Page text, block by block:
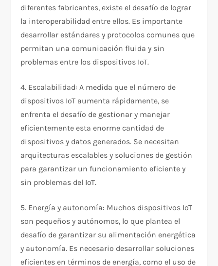
diferentes fabricantes, existe el desafío de lograr
la interoperabilidad entre ellos. Es importante
desarrollar estándares y protocolos comunes que
permitan una comunicación fluida y sin
problemas entre los dispositivos IoT.
4. Escalabilidad: A medida que el número de
dispositivos IoT aumenta rápidamente, se
enfrenta el desafío de gestionar y manejar
eficientemente esta enorme cantidad de
dispositivos y datos generados. Se necesitan
arquitecturas escalables y soluciones de gestión
para garantizar un funcionamiento eficiente y
sin problemas del IoT.
5. Energía y autonomía: Muchos dispositivos IoT
son pequeños y autónomos, lo que plantea el
desafío de garantizar su alimentación energética
y autonomía. Es necesario desarrollar soluciones
eficientes en términos de energía, como el uso de